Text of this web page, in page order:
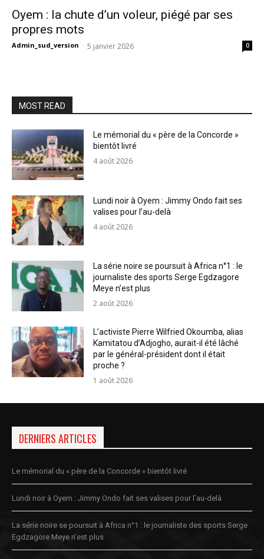
Oyem : la chute d’un voleur, piégé par ses
propres mots
Admin_sud_version - 5 janvier 2026 0
MOST READ
Le mémorial du « père de la Concorde »
bientôt livré
4 août 2026
Lundi noir à Oyem : Jimmy Ondo fait ses
valises pour l’au-delà
4 août 2026
La série noire se poursuit à Africa n°1 : le
journaliste des sports Serge Egdzagore
Meye n’est plus
2 août 2026
L’activiste Pierre Wilfried Okoumba, alias
Kamitatou d’Adjogho, aurait-il été lâché
par le général-président dont il était
proche ?
1 août 2026
DERNIERS ARTICLES
Le mémorial du « père de la Concorde » bientôt livré
Lundi noir à Oyem : Jimmy Ondo fait ses valises pour l’au-delà
La série noire se poursuit à Africa n°1 : le journaliste des sports Serge
Egdzagore Meye n’est plus